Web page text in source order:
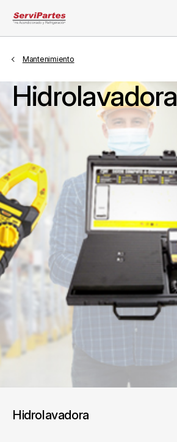
Mantenimiento
Hidrolavadora
Hidrolavadora